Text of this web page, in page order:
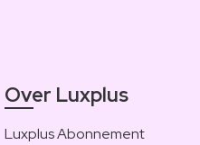
Over Luxplus
Luxplus Abonnement